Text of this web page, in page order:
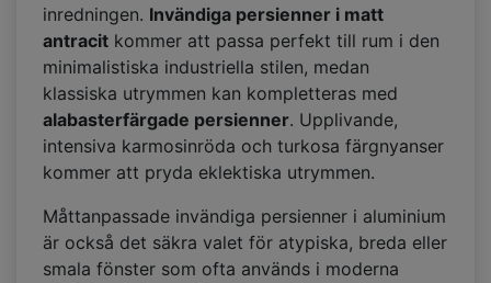
inredningen. Invändiga persienner i matt
antracit kommer att passa perfekt till rum i den
minimalistiska industriella stilen, medan
klassiska utrymmen kan kompletteras med
alabasterfärgade persienner. Upplivande,
intensiva karmosinröda och turkosa färgnyanser
kommer att pryda eklektiska utrymmen.
Måttanpassade invändiga persienner i aluminium
är också det säkra valet för atypiska, breda eller
smala fönster som ofta används i moderna